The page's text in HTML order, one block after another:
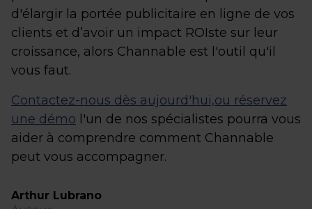
d'élargir la portée publicitaire en ligne de vos
clients et d’avoir un impact ROIste sur leur
croissance, alors Channable est l'outil qu'il
vous faut.
Contactez-nous dès aujourd'hui,ou réservez
une démo l'un de nos spécialistes pourra vous
aider à comprendre comment Channable
peut vous accompagner.
Arthur Lubrano